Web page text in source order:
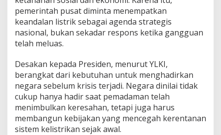
pemerintah pusat diminta menempatkan
keandalan listrik sebagai agenda strategis
nasional, bukan sekadar respons ketika gangguan
telah meluas.
Desakan kepada Presiden, menurut YLKI,
berangkat dari kebutuhan untuk menghadirkan
negara sebelum krisis terjadi. Negara dinilai tidak
cukup hanya hadir saat pemadaman telah
menimbulkan keresahan, tetapi juga harus
membangun kebijakan yang mencegah kerentanan
sistem kelistrikan sejak awal.